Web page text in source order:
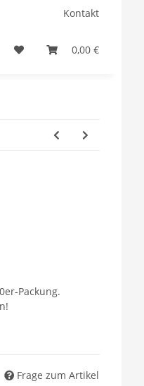
Kontakt
0,00 €
Packung.
Frage zum Artikel